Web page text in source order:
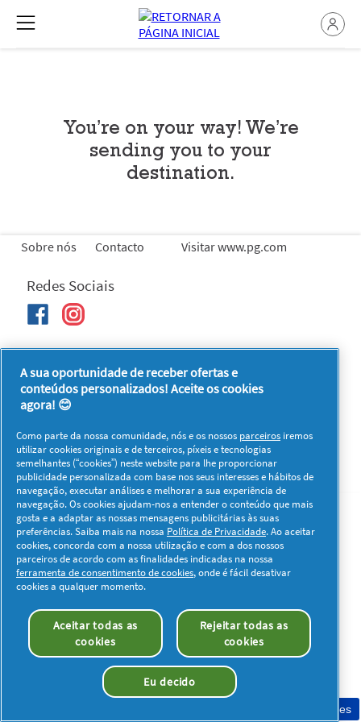
You’re on your way! We’re
sending you to your
destination.
Sobre nós Contacto Visitar www.pg.com
Redes Sociais
Os meus dados Privacidade
Sobre os Cookies
Termos e Condições
© 2026 Procter & Gamble. Todos os direitos reservados. O uso e
acesso à informação presentes neste site estão sujeitos aos
termos e condições definidos no nosso acordo legal.
Consentimento de cookies
A sua oportunidade de receber ofertas e
conteúdos personalizados! Aceite os cookies
agora! 😊
Como parte da nossa comunidade, nós e os nossos parceiros iremos
utilizar cookies originais e de terceiros, píxeis e tecnologias
semelhantes (“cookies”) neste website para lhe proporcionar
publicidade personalizada com base nos seus interesses e hábitos de
navegação, executar análises e melhorar a sua experiência de
navegação. Os cookies ajudam-nos a entender o conteúdo que mais
gosta e a adaptar as nossas mensagens publicitárias às suas
preferências. Saiba mais na nossa Política de Privacidade. Ao aceitar
cookies, concorda com a nossa utilização e com a dos nossos
parceiros de acordo com as finalidades indicadas na nossa
ferramenta de consentimento de cookies, onde é fácil desativar
cookies a qualquer momento.
Aceitar todas as
cookies
Rejeitar todas as
cookies
Eu decido